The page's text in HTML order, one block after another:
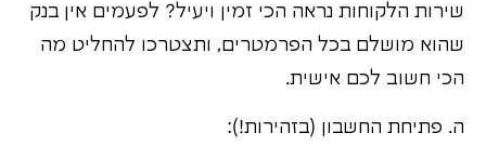
שירות הלקוחות נראה הכי זמין ויעיל? לפעמים אין בנק
שהוא מושלם בכל הפרמטרים, ותצטרכו להחליט מה
הכי חשוב לכם אישית.
ה. פתיחת החשבון (בזהירות!):